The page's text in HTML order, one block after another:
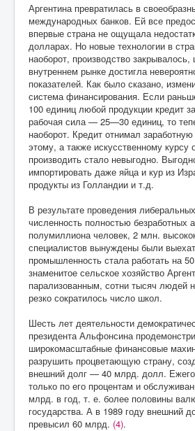
Аргентина превратилась в
международных банков. Ей все
впервые страна не ощущала
долларах. Но новые технологии в
наоборот, производство закрывалось,
внутреннем рынке достигла
показателей. Как было сказано,
система финансирования. Если
100 единиц любой продукции кредит
рабочая сила — 25—30 единиц, то
наоборот. Кредит отнимал
этому, а также искусственному
производить стало невыгодно.
импортировать даже яйца и кур из
продукты из Голландии и т.д.
В результате проведения
численность полностью безработных
полумиллиона человек, 2 млн.
специалистов вынуждены были
промышленность стала работать на
знаменитое сельское хозяйство
парализованным, сотни тысяч людей
резко сократилось число школ.
Шесть лет деятельности
президента Альфонсина
широкомасштабные финансовые
разрушить процветающую страну,
внешний долг — 40 млрд. долл.
только по его процентам и
млрд. в год, т. е. более половины
государства. А в 1989 году внешний
превысил 60 млрд. (4).